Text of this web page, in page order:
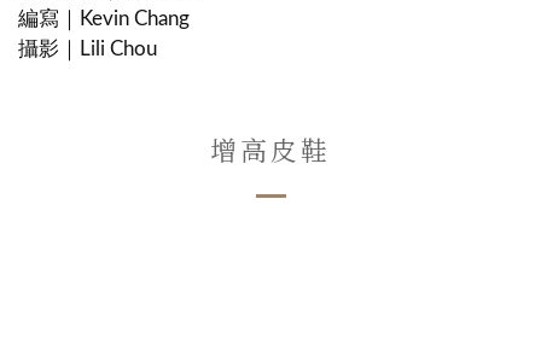
編寫｜Kevin Chang
攝影｜Lili Chou
增高皮鞋